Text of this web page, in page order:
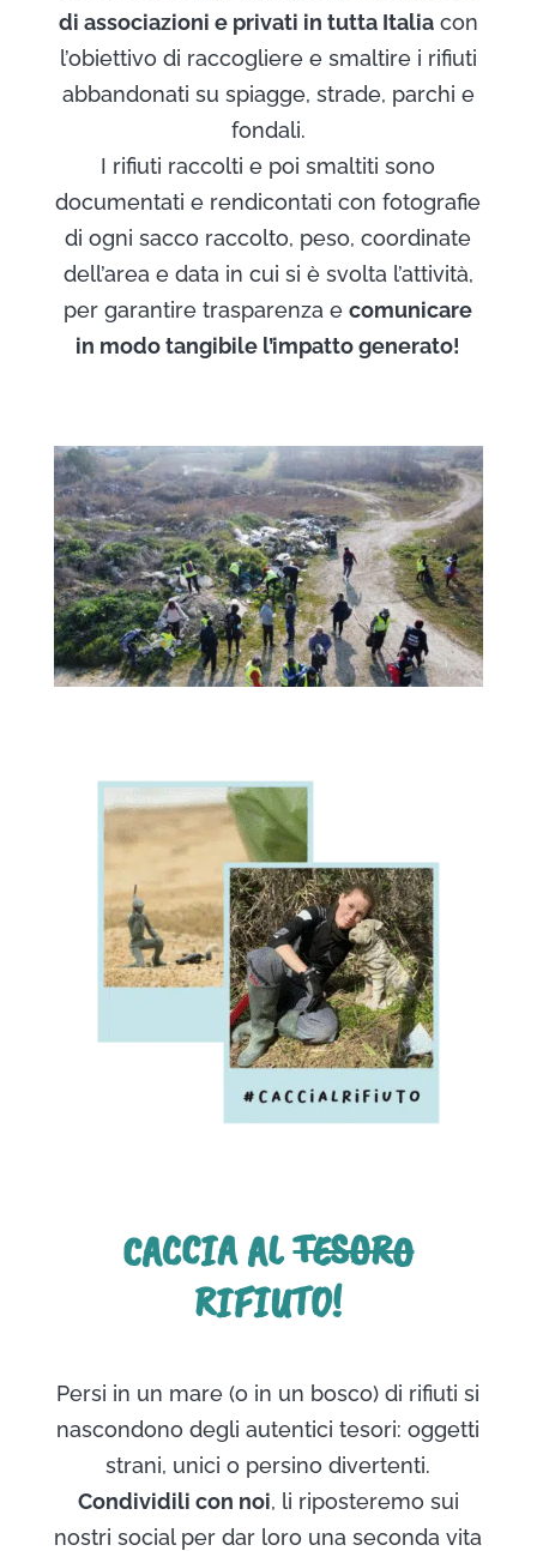
di associazioni e privati in tutta Italiacon
l’obiettivo di raccogliere e smaltire i rifiuti
abbandonati su spiagge, strade, parchi e
fondali.
I rifiuti raccolti e poi smaltiti sono
documentati e rendicontati con fotografie
di ogni sacco raccolto, peso, coordinate
dell’area e data in cui si è svolta l’attività,
per garantire trasparenza ecomunicare
in modo tangibile l’impatto generato!
CACCIA ALTESORO
RIFIUTO!
Persi in un mare (o in un bosco) di rifiuti si
nascondono degli autentici tesori: oggetti
strani, unici o persino divertenti.
Condividili con noi, li riposteremo sui
nostri social per dar loro una seconda vita